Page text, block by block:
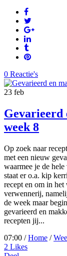
0 Reactie's
23 feb
Gevarieerd
week 8
Op zoek naar
met een nieuw
waarmee je de
staat er o.a. kip
recept en om in
verwennerij,
de week maar
gevarieerd en
recepten jij...
07:00 /Home /
2 Likes